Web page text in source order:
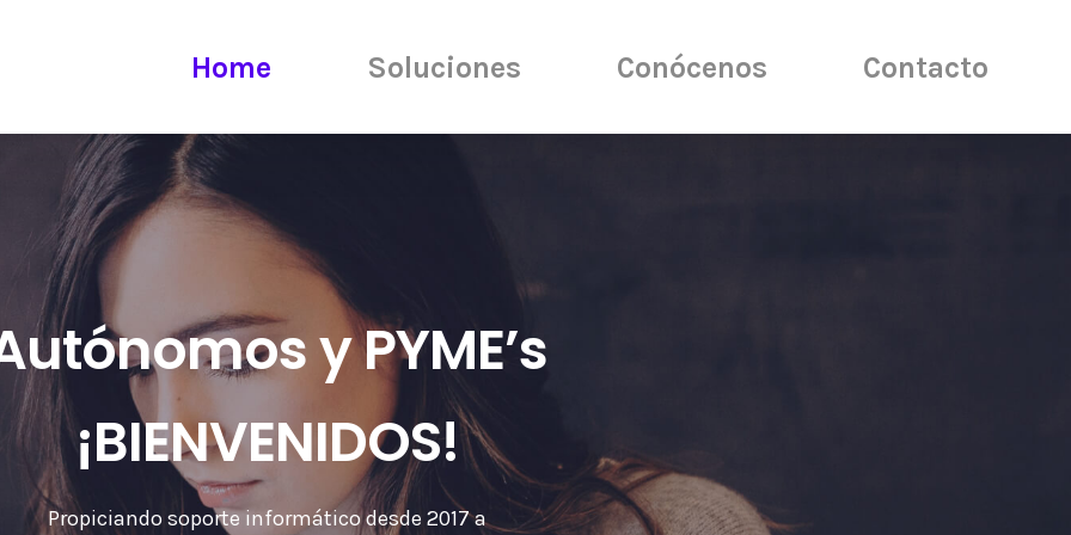
Home Soluciones Conócenos Contacto
y PYME’s
¡BIENVENIDOS!
Propiciando soporte informático desde 2017 a